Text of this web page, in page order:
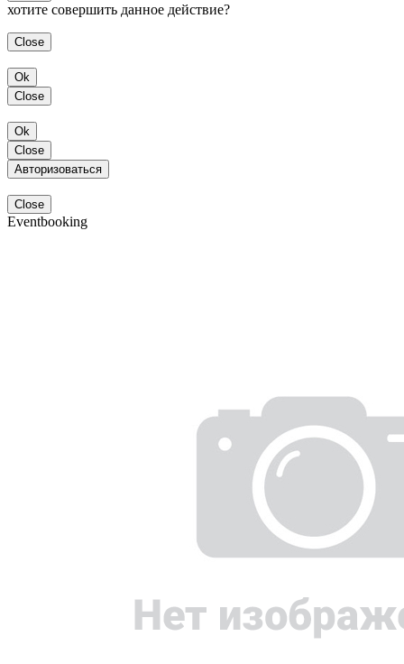
хотите совершить данное действие?
Close
Ok
Close
Ok
Close
Авторизоваться
Close
Eventbooking